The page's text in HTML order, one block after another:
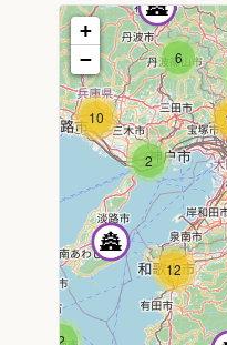
2
12
10
2
6
+
−